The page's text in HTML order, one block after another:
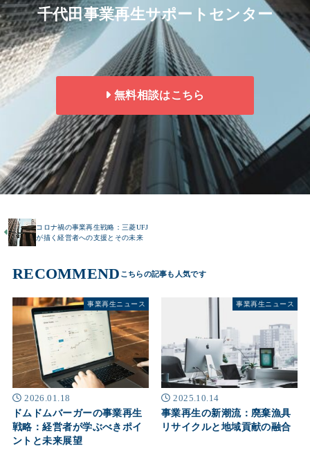
千代田事業再生サポートセンター
無料相談はこちら
コロナ禍の事業再生戦略：三菱UFJ
が描く経営者への支援とその未来
RECOMMEND
事業再生ニュース
2026.01.18
ドムドムバーガーの事業再生
戦略：経営者が学ぶべきポイ
ントと未来展望
事業再生ニュース
2025.10.14
事業再生の新潮流：廃棄漁具
リサイクルと地域貢献の融合